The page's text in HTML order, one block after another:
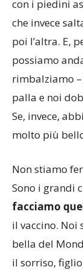
con i piedini
che invece
poi l’altra. E,
possiamo
rimbalziamo
palla e noi
Se, invece,
molto più
Non stiamo
Sono i grandi
facciamo
il vaccino. Noi
bella del
il sorriso,